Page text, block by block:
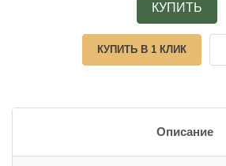
КУПИТЬ
КУПИТЬ В 1 КЛИК
Описание